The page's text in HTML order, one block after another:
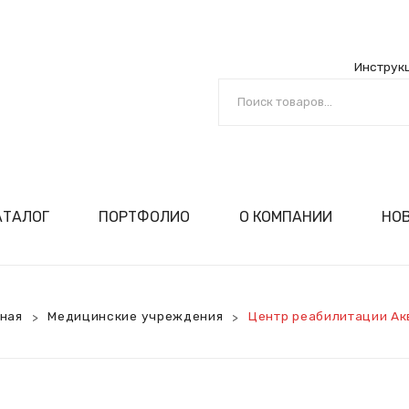
ПОРТФОЛИО О КОМПАНИИ
> Медицинские учреждения > Центр реабилитации